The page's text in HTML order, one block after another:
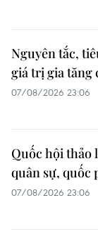
Nguyên tắc,
giá trị gia tăng
07/08/2026 23:06
Quốc hội thảo
quân sự, quốc
07/08/2026 23:06